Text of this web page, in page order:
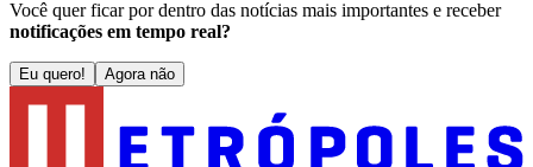
Você quer ficar por dentro das notícias mais importantes e receber
notificações em tempo real?
Eu quero! Agora não